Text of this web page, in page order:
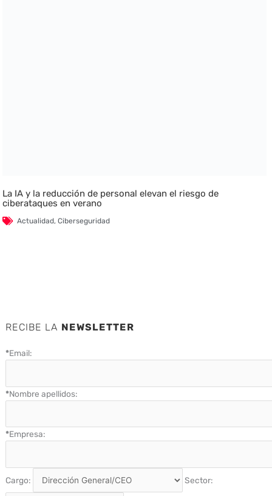
La IA y la reducción de personal elevan el riesgo de
ciberataques en verano
Actualidad,Ciberseguridad
RECIBE LA NEWSLETTER
*Email:
*Nombre apellidos:
*Empresa:
Cargo: Sector: